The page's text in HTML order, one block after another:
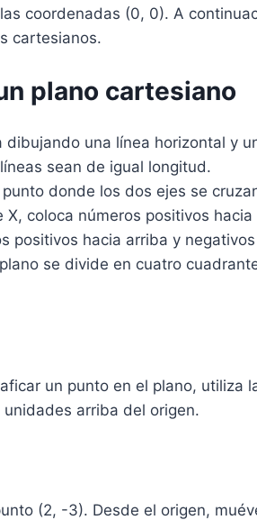
coordenadas (0, 0). A
cartesianos.
plano cartesiano
dibujando una línea horizontal y
sean de igual longitud.
donde los dos ejes se
X, coloca números positivos
positivos hacia arriba y
se divide en cuatro
un punto en el plano, utiliza
arriba del origen.
(2, -3). Desde el origen,